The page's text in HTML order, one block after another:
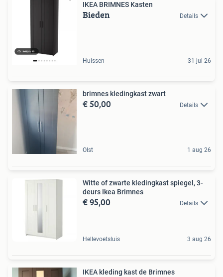
IKEA BRIMNES Kasten
Bieden Details
Huissen 31 jul 26
brimnes kledingkast zwart
€ 50,00 Details
Olst 1 aug 26
Witte of zwarte kledingkast spiegel, 3-
deurs Ikea Brimnes
€ 95,00 Details
Hellevoetsluis 3 aug 26
IKEA kleding kast de Brimnes